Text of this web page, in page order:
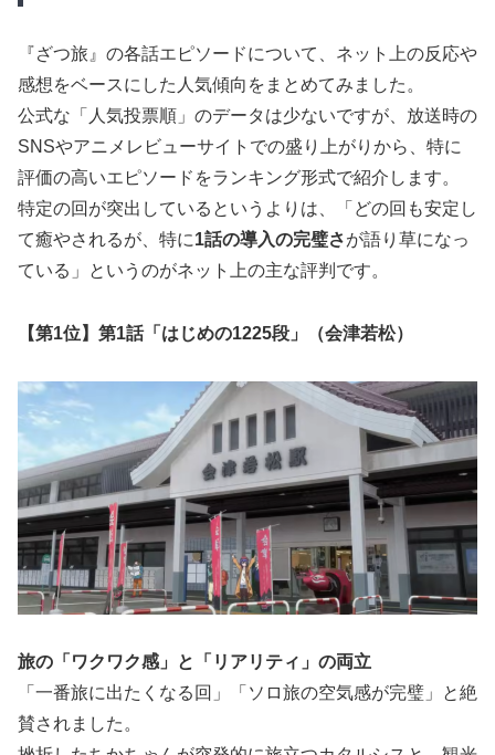
『ざつ旅』の各話エピソードについて、ネット上の反応や
感想をベースにした人気傾向をまとめてみました。
公式な「人気投票順」のデータは少ないですが、放送時の
SNSやアニメレビューサイトでの盛り上がりから、特に
評価の高いエピソードをランキング形式で紹介します。
特定の回が突出しているというよりは、「どの回も安定し
て癒やされるが、特に1話の導入の完璧さが語り草になっ
ている」というのがネット上の主な評判です。
【第1位】第1話「 はじめの1225段 」（会津若松）
旅の「ワクワク感」と「リアリティ」の両立
「一番旅に出たくなる回」「ソロ旅の空気感が完璧」と絶
賛されました。